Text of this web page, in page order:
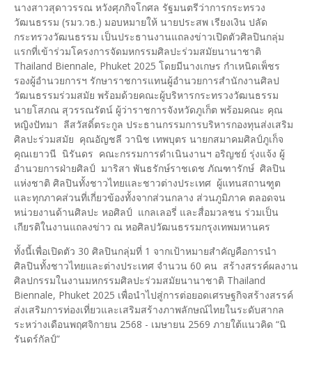
นางสาวสุดาวรรณ หวังศุภกิจโกศล รัฐมนตรีว่าการกระทรวง
วัฒนธรรม (รมว.วธ.) มอบหมายให้ นายประสพ เรียงเงิน ปลัด
กระทรวงวัฒนธรรม เป็นประธานงานแถลงข่าวเปิดตัวศิลปินกลุ่ม
แรกที่เข้าร่วมโครงการจัดมหกรรมศิลปะร่วมสมัยนานาชาติ
Thailand Biennale, Phuket 2025 โดยมีนางเกษร กำเหนิดเพ็ชร
รองผู้อำนวยการฯ รักษาราชการแทนผู้อำนวยการสำนักงานศิลป
วัฒนธรรมร่วมสมัย พร้อมด้วยคณะผู้บริหารกระทรวงวัฒนธรรม
นายโสภณ สุวรรณรัตน์ ผู้ว่าราชการจังหวัดภูเก็ต พร้อมคณะ คุณ
หญิงปัทมา ลีสวัสดิ์ตระกูล ประธานกรรมการบริหารกองทุนส่งเสริม
ศิลปะร่วมสมัย คุณอัญชลี วานิช เทพบุตร นายกสมาคมศิลป์ภูเก็จ
คุณเยาวนี นิรันดร คณะกรรมการดำเนินงานฯ อริญชย์ รุ่งแจ้ง ผู้
อำนวยการฝ่ายศิลป์ มาริสา พันธรักษ์ราชเดช ภัณฑารักษ์ ศิลปิน
แห่งชาติ ศิลปินทั้งชาวไทยและชาวต่างประเทศ ผู้แทนสถานฑูต
และทุกภาคส่วนที่เกี่ยวข้องทั้งจากส่วนกลาง ส่วนภูมิภาค ตลอดจน
หน่วยงานด้านศิลปะ หอศิลป์ แกลเลอรี่ และสื่อมวลชน ร่วมเป็น
เกียรติในงานแถลงข่าว ณ หอศิลปวัฒนธรรมกรุงเทพมหานคร
ทั้งนี้เพื่อเปิดตัว 30 ศิลปินกลุ่มที่ 1 จากเป้าหมายสำคัญคือการนำ
ศิลปินทั้งชาวไทยและต่างประเทศ จำนวน 60 คน สร้างสรรค์ผลงาน
ศิลปกรรมในงานมหกรรมศิลปะร่วมสมัยนานาชาติ Thailand
Biennale, Phuket 2025 เพื่อนำไปสู่การต่อยอดเศรษฐกิจสร้างสรรค์
ส่งเสริมการท่องเที่ยวและเสริมสร้างภาพลักษณ์ไทยในระดับสากล
ระหว่างเดือนพฤศจิกายน 2568 - เมษายน 2569 ภายใต้แนวคิด “นิ
รันดร์กัลป์”